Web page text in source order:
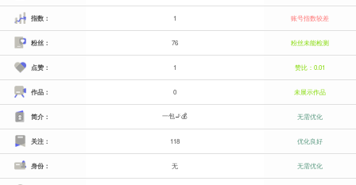
指数： 1 账号指数较差
粉丝： 76 粉丝未能检测
点赞： 1 赞比：0.01
作品： 0 未展示作品
简介： 一包🚬💰 无需优化
关注： 118 优化良好
身份： 无 无需优化